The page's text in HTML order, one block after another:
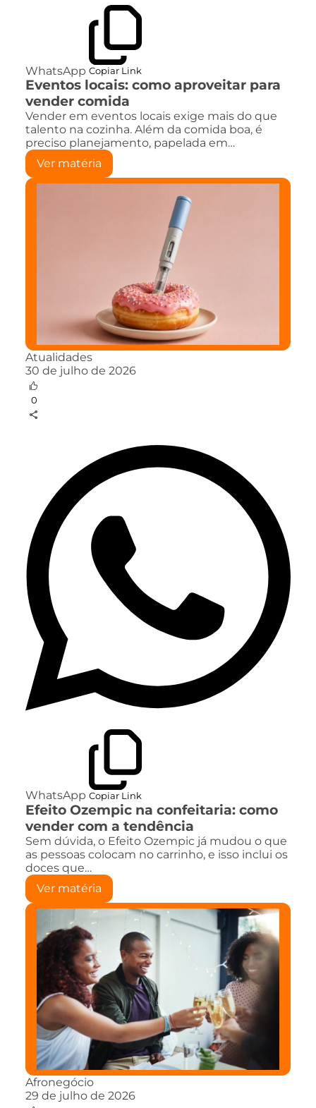
WhatsApp Copiar Link
Eventos locais: como aproveitar para
vender comida
Vender em eventos locais exige mais do que
talento na cozinha. Além da comida boa, é
preciso planejamento, papelada em…
Ver matéria
Atualidades
30 de julho de 2026
0
WhatsApp Copiar Link
Efeito Ozempic na confeitaria: como
vender com a tendência
Sem dúvida, o Efeito Ozempic já mudou o que
as pessoas colocam no carrinho, e isso inclui os
doces que…
Ver matéria
Afronegócio
29 de julho de 2026